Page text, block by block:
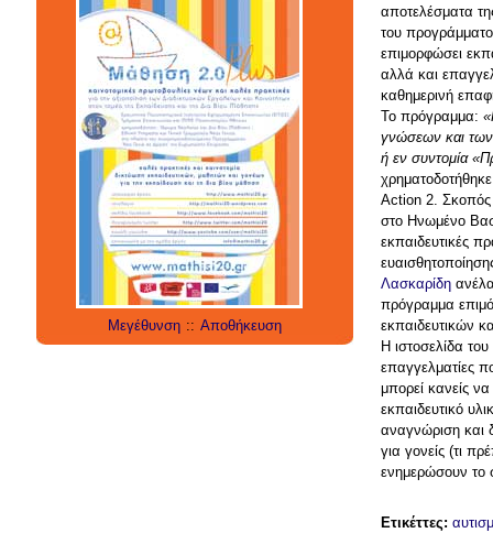
σχολείο infographic class διαγωνισμός
facebook teacher διαδίκτυο
κοινωνικά δίκτυα γονείς μαθητές
εκπαίδευση students
εκπαιδευτικοί classroom
τεχνολογία
student παιδιά games
school
education μάθηση social networks
social media έρευνα technology
twitter εργαλεία internet applications
Μεγέθυνση :: Αποθήκευση
αποτελέσματα
του
επιμορφώσει
αλλά και
καθημερινή
Το πρόγραμμα:
γνώσεων και των
ή εν συντομία
Action 2. Σκοπός
στο Ηνωμένο
εκπαιδευτικές
Λασκαρίδη
πρόγραμμα
εκπαιδευτικών
Η ιστοσελίδα
επαγγελματίες
μπορεί κανείς
εκπαιδευτικό
αναγνώριση και
για γονείς (τι
ενημερώσουν το
Ετικέττες: